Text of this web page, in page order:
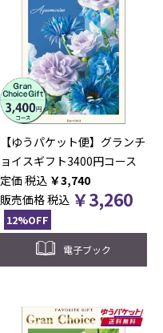
【ゆうパケット便】グランチ
ョイスギフト3400円コース
税込 ￥3,740
販売価格税込 ￥3,260
12%OFF
電子ブック